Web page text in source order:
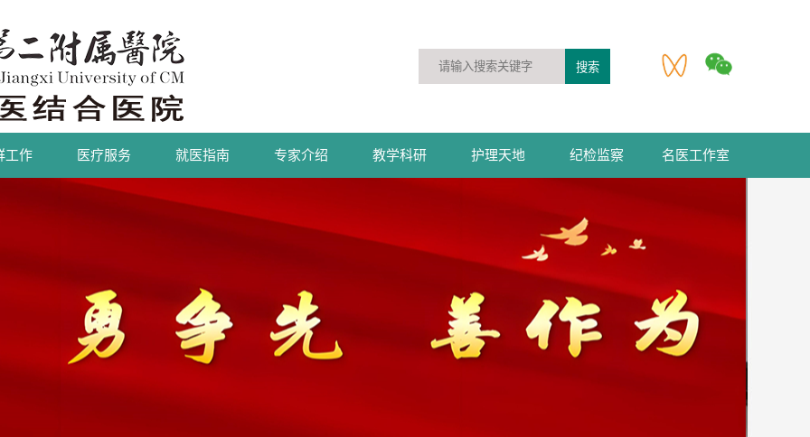
工作 医疗服务 就医指南 专家介绍 教学科研 护理天地 纪检监察 名医工作室